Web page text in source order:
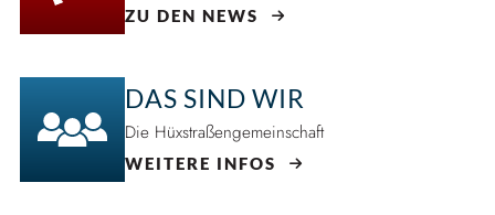
ZU DEN NEWS
DAS SIND WIR
Die Hüxstraßengemeinschaft
WEITERE INFOS